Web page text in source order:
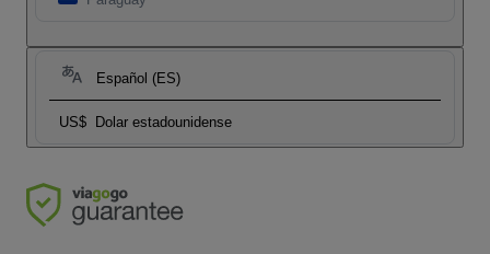
Español (ES)
US$ Dolar estadounidense